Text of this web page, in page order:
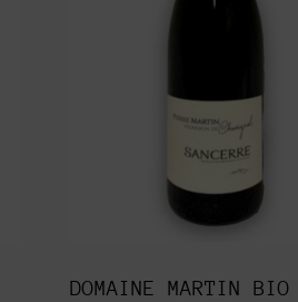
DOMAINE MARTIN